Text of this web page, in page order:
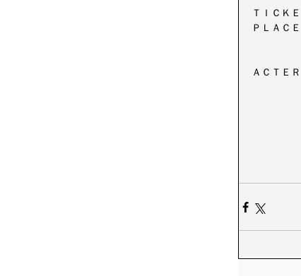
ＴＩＣＫ
ＰＬＡＣ
ＡＣＴＥ
手